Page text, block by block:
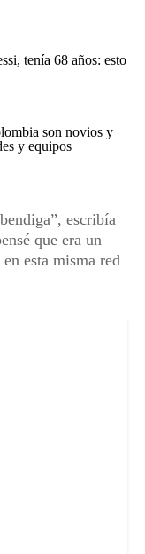
tenía 68 años: esto
son novios y
y equipos
escribía
que era un
esta misma red